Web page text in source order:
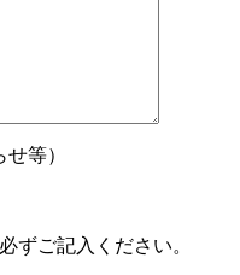
等）
ずご記入ください。